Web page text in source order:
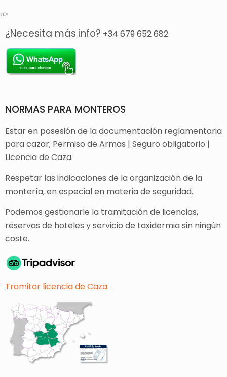
p>
¿Necesita más info? +34 679 652 682
NORMAS PARA MONTEROS
Estar en posesión de la documentación reglamentaria
para cazar; Permiso de Armas | Seguro obligatorio |
Licencia de Caza.
Respetar las indicaciones de la organización de la
montería, en especial en materia de seguridad.
Podemos gestionarle la tramitación de licencias,
reservas de hoteles y servicio de taxidermia sin ningún
coste.
Tramitar licencia de Caza